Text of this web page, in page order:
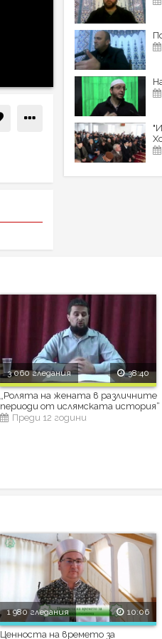
3 060 гледания 38:40
„Ролята на жената в различните
периоди от ислямската история“
Преди 12 години
1 980 гледания 10:06
Ценноста на времето за